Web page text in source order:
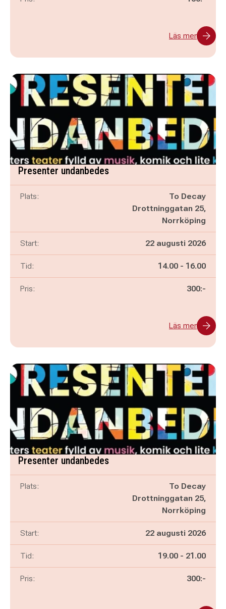
Läs mer
Presenter undanbedes
Plats:
To Decay
Drottninggatan 25,
Norrköping
Start: 22 augusti 2026
Tid: Pågår mellan
14.00 - och
16.00
Pris: 300:-
Läs mer
Presenter undanbedes
Plats:
To Decay
Drottninggatan 25,
Norrköping
Start: 22 augusti 2026
Tid: Pågår mellan
19.00 - och
21.00
Pris: 300:-